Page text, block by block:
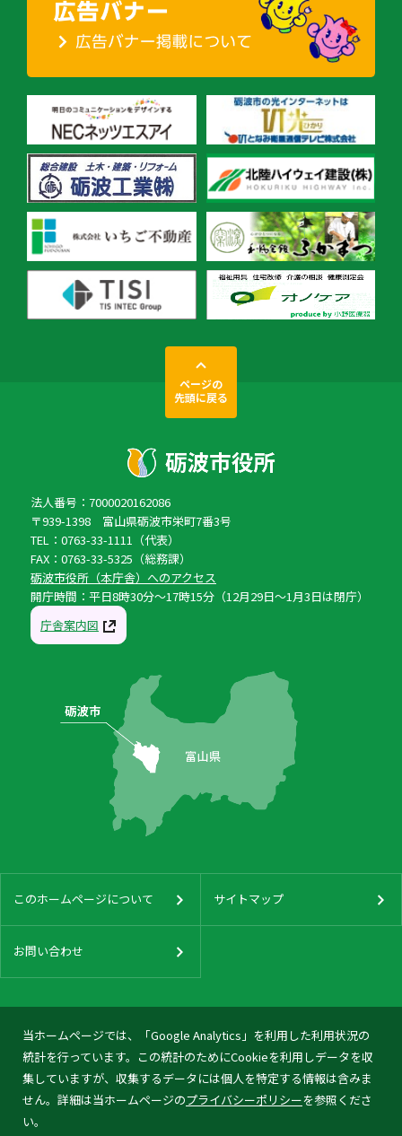
当ホームページでは、「Google Analytics」を利用した利用状況の
統計を行っています。この統計のためにCookieを利用しデータを収
集していますが、収集するデータには個人を特定する情報は含みま
せん。詳細は当ホームページのプライバシーポリシーを参照くださ
い。
ページの
先頭に戻る
法人番号：7000020162086
〒939-1398 富山県砺波市栄町7番3号
TEL：0763-33-1111（代表）
FAX：0763-33-5325（総務課）
砺波市役所（本庁舎）へのアクセス
開庁時間：平日8時30分〜17時15分（12月29日〜1月3日は閉庁）
庁舎案内図
このホームページについて サイトマップ
お問い合わせ